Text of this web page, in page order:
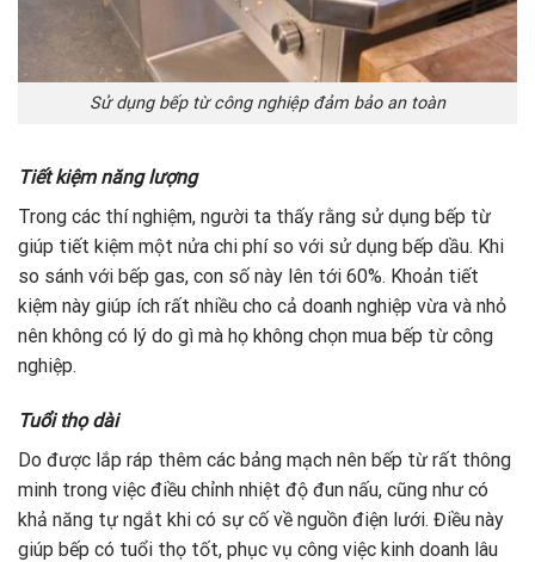
Sử dụng bếp từ công nghiệp đảm bảo an toàn
Tiết kiệm năng lượng
Trong các thí nghiệm, người ta thấy rằng sử dụng bếp từ
giúp tiết kiệm một nửa chi phí so với sử dụng bếp dầu. Khi
so sánh với bếp gas, con số này lên tới 60%. Khoản tiết
kiệm này giúp ích rất nhiều cho cả doanh nghiệp vừa và nhỏ
nên không có lý do gì mà họ không chọn mua bếp từ công
nghiệp.
Tuổi thọ dài
Do được lắp ráp thêm các bảng mạch nên bếp từ rất thông
minh trong việc điều chỉnh nhiệt độ đun nấu, cũng như có
khả năng tự ngắt khi có sự cố về nguồn điện lưới. Điều này
giúp bếp có tuổi thọ tốt, phục vụ công việc kinh doanh lâu